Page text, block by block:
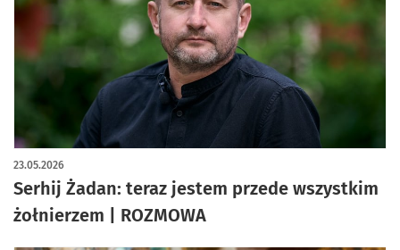
Serhij Żadan: teraz jestem przede wszystkim
żołnierzem | ROZMOWA
23.05.2026